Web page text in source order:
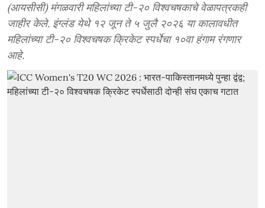
(आयसीसी) मंगळवारी महिलांच्या टी-२० विश्वचषकाचे वेळापत्रकही
जाहीर केले. इंग्लंड येथे १२ जून ते ५ जुलै २०२६ या कालावधीत
महिलांच्या टी-२० विश्वचषक क्रिकेट स्पर्धेचा १०वा हंगाम रंगणार
आहे.